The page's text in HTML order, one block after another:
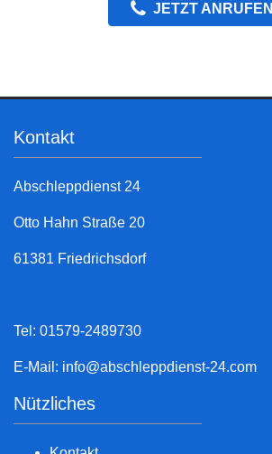
JETZT ANRUFEN
Kontakt
Abschleppdienst 24
Otto Hahn Straße 20
61381 Friedrichsdorf
Tel: 01579-2489730
E-Mail: info@abschleppdienst-24.com
Nützliches